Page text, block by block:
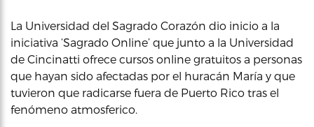
La Universidad del Sagrado Corazón dio inicio a la
iniciativa ‘Sagrado Online’ que junto a la Universidad
de Cincinatti ofrece cursos online gratuitos a personas
que hayan sido afectadas por el huracán María y que
tuvieron que radicarse fuera de Puerto Rico tras el
fenómeno atmosferico.